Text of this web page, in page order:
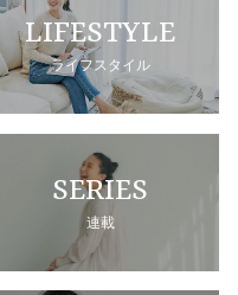
LIFESTYLE
ライフスタイル
SERIES
連載